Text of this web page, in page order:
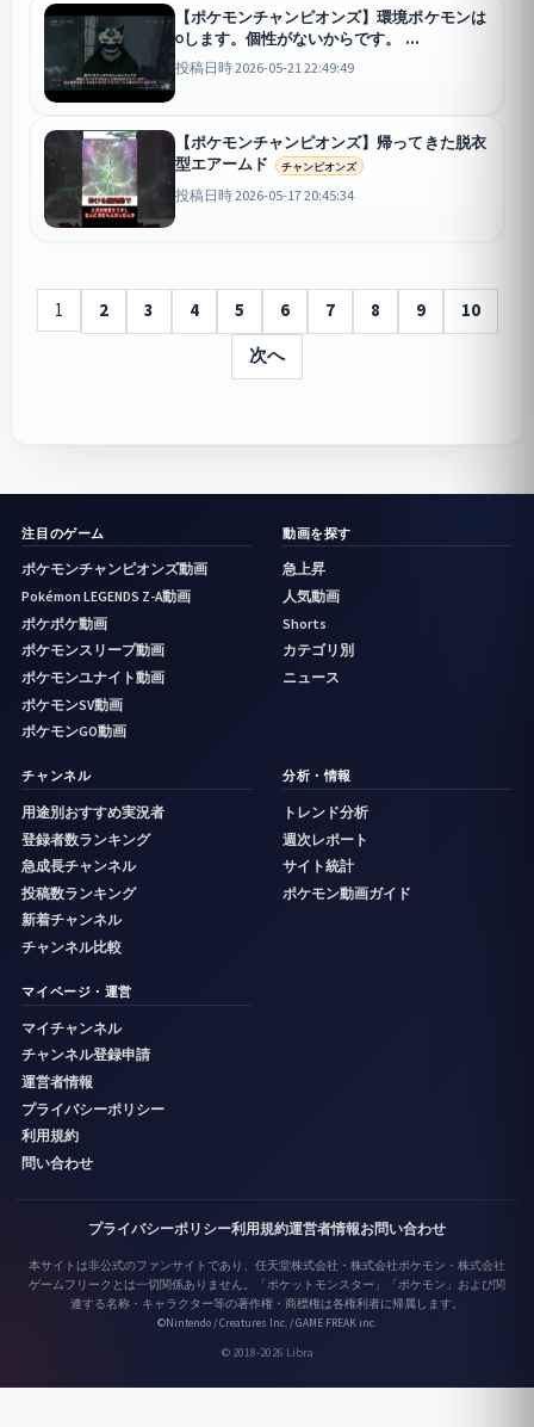
【ポケモンチャンピオンズ】環境ポケモンは
○します。個性がないからです。
チャンピオンズ
投稿日時 2026-05-21 22:49:49
【ポケモンチャンピオンズ】帰ってきた脱衣
型エアームド
チャンピオンズ
投稿日時 2026-05-17 20:45:34
1 2 3 4 5 6 7 8 9
10
次へ
注目のゲーム
ポケモンチャンピオンズ動画
Pokémon LEGENDS Z-A動画
ポケポケ動画
ポケモンスリープ動画
ポケモンユナイト動画
ポケモンSV動画
ポケモンGO動画
動画を探す
急上昇
人気動画
Shorts
カテゴリ別
ニュース
チャンネル
用途別おすすめ実況者
登録者数ランキング
急成長チャンネル
投稿数ランキング
新着チャンネル
チャンネル比較
分析・情報
トレンド分析
週次レポート
サイト統計
ポケモン動画ガイド
マイページ・運営
マイチャンネル
チャンネル登録申請
運営者情報
プライバシーポリシー
利用規約
問い合わせ
プライバシーポリシー利用規約運営者情報お問い合わせ
本サイトは非公式のファンサイトであり、任天堂株式会社・株式会社ポケモン・株式会社
ゲームフリークとは一切関係ありません。「ポケットモンスター」「ポケモン」および関
連する名称・キャラクター等の著作権・商標権は各権利者に帰属します。
©Nintendo / Creatures Inc. / GAME FREAK inc.
© 2018-2026 Libra